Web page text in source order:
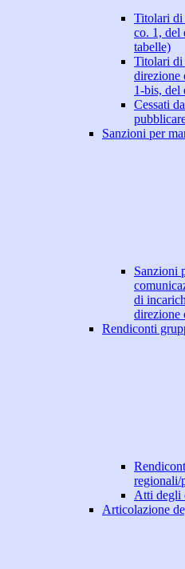
Titolari di
co. 1, del
tabelle)
Titolari di
direzione
1-bis, del
Cessati
Sanzioni per
Sanzioni
di
direzione
Rendiconti
regionali/
Atti degli
Articolazione